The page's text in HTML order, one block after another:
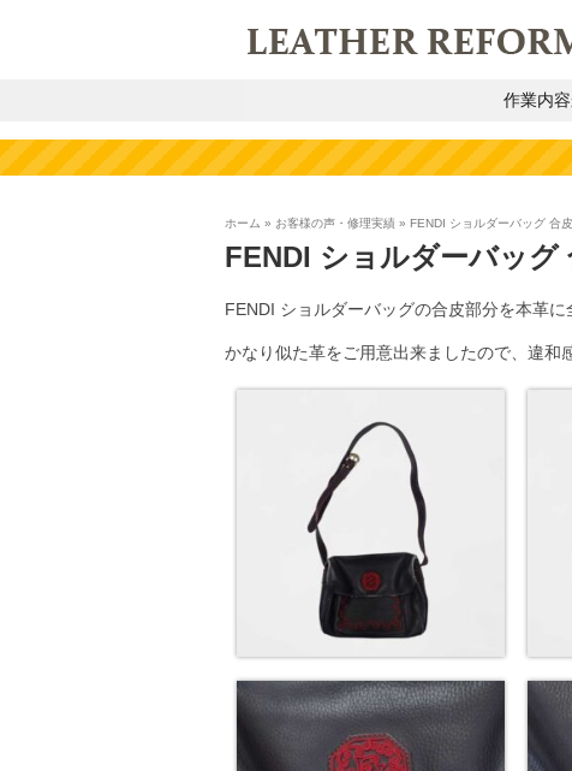
作業内
ホーム » お客様の声・修理実績 » FENDI ショルダーバッグ 合
FENDI ショルダーバッグ
FENDI ショルダーバッグの合皮部分を本革に
かなり似た革をご用意出来ましたので、違和